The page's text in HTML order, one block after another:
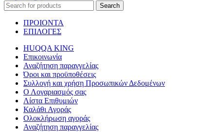
Search
ΠΡΟΙΟΝΤΑ
ΕΠΙΛΟΓΕΣ
HUQQA KING
Επικοινωνία
Αναζήτηση παραγγελίας
Όροι και προϋποθέσεις
Συλλογή και χρήση Προσωπικών Δεδομένων
Ο Λογαριασμός σας
Λίστα Επιθυμιών
Καλάθι Αγοράς
Ολοκλήρωση αγοράς
Αναζήτηση παραγγελίας